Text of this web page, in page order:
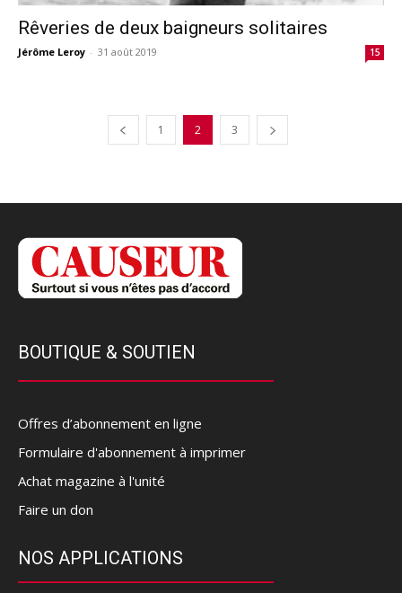
Rêveries de deux baigneurs solitaires
Jérôme Leroy - 31 août 2019 15
1 2 3
BOUTIQUE & SOUTIEN
Offres d’abonnement en ligne
Formulaire d'abonnement à imprimer
Achat magazine à l'unité
Faire un don
NOS APPLICATIONS